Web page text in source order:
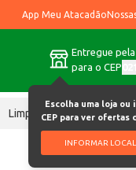
App Meu Atacadão
Entregue
para o CEP
Escolha uma loja ou
CEP para ver ofertas
INFORMAR
Limpeza